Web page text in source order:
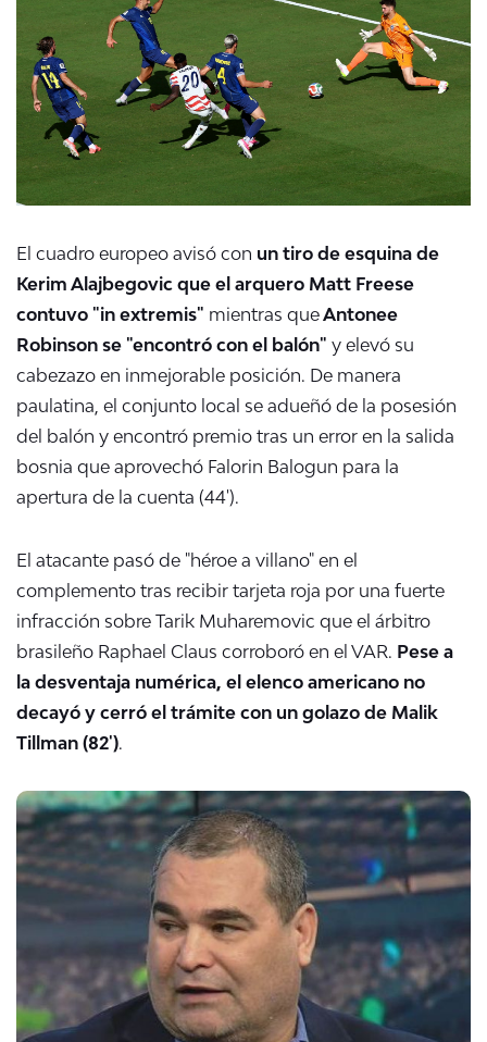
El cuadro europeo avisó con un tiro de esquina de
Kerim Alajbegovic que el arquero Matt Freese
contuvo "in extremis" mientras queAntonee
Robinson se "encontró con el balón" y elevó su
cabezazo en inmejorable posición. De manera
paulatina, el conjunto local se adueñó de la posesión
del balón y encontró premio tras un error en la salida
bosnia que aprovechó Falorin Balogun para la
apertura de la cuenta (44').
El atacante pasó de "héroe a villano" en el
complemento tras recibir tarjeta roja por una fuerte
infracción sobre Tarik Muharemovic que el árbitro
brasileño Raphael Claus corroboró en el VAR. Pese a
la desventaja numérica, el elenco americano no
decayó y cerró el trámite con un golazo de Malik
Tillman (82').